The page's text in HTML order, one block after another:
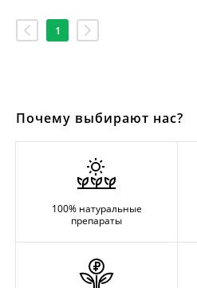
1
Почему выбирают нас?
100% натуральные
препараты